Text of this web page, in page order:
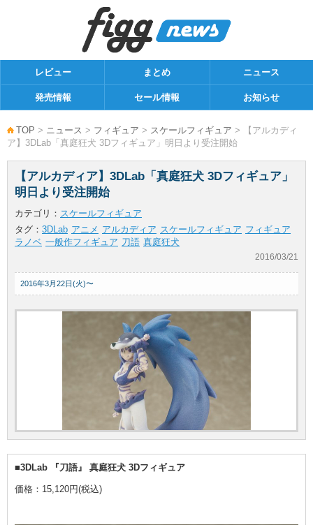
レビュー まとめ ニュース
発売情報 セール情報 お知らせ
TOP > ニュース > フィギュア > スケールフィギュア > 【アルカディ
ア】3DLab「真庭狂犬 3Dフィギュア」明日より受注開始
【アルカディア】3DLab「真庭狂犬 3Dフィギュア」
明日より受注開始
カテゴリ： スケールフィギュア
タグ： 3DLab アニメ アルカディア スケールフィギュア フィギュア
ラノベ 一般作フィギュア 刀語 真庭狂犬
2016/03/21
2016年3月22日(火)〜
■3DLab 『刀語』 真庭狂犬 3Dフィギュア
価格：15,120円(税込)